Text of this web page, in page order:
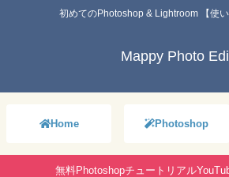
初めてのPhotoshop & Lightroom 【使い
Mappy Photo
Home Photoshop
無料Photoshopチュートリアル